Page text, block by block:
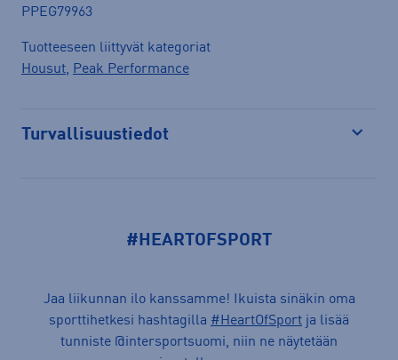
PPEG79963
Tuotteeseen liittyvät kategoriat
Housut, Peak Performance
Turvallisuustiedot
#HEARTOFSPORT
Jaa liikunnan ilo kanssamme! Ikuista sinäkin oma
sporttihetkesi hashtagilla #HeartOfSport ja lisää
tunniste @intersportsuomi, niin ne näytetään